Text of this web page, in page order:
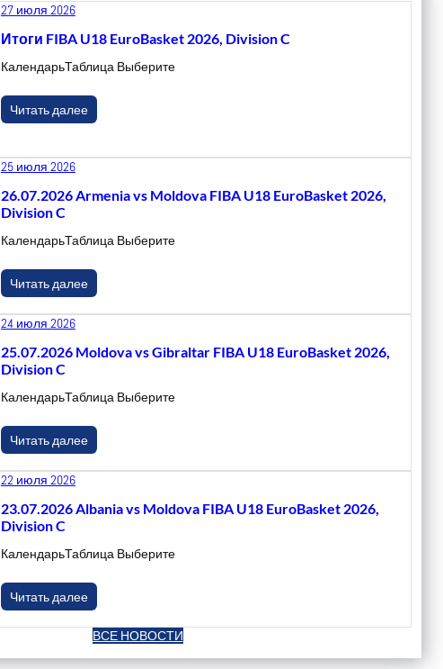
27 июля 2026
Итоги FIBA U18 EuroBasket 2026, Division C
КалендарьТаблица Выберите
Читать далее
25 июля 2026
26.07.2026 Armenia vs Moldova FIBA U18 EuroBasket 2026,
Division C
КалендарьТаблица Выберите
Читать далее
24 июля 2026
25.07.2026 Moldova vs Gibraltar FIBA U18 EuroBasket 2026,
Division C
КалендарьТаблица Выберите
Читать далее
22 июля 2026
23.07.2026 Albania vs Moldova FIBA U18 EuroBasket 2026,
Division C
КалендарьТаблица Выберите
Читать далее
ВСЕ НОВОСТИ